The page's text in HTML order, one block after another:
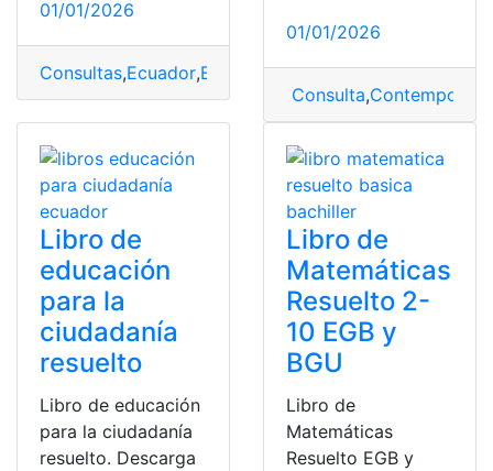
01/01/2026
Consultas,Ecuador,Educación,Herramientas Ecuador
01/01/2026
Consulta,
Libro de
educación
para la
ciudadanía
resuelto
Libro de educación
para la ciudadanía
resuelto. Descarga
Libro de
Matemáticas
Resuelto 2-
10 EGB y
BGU
Libro de
Matemáticas
Resuelto EGB y